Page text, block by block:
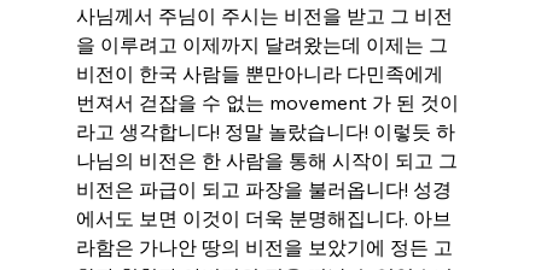
사님께서 주님이 주시는 비전을 받고 그 비전
을 이루려고 이제까지 달려왔는데 이제는 그
비전이 한국 사람들 뿐만아니라 다민족에게
번져서 걷잡을 수 없는 movement 가 된 것이
라고 생각합니다! 정말 놀랐습니다! 이렇듯 하
나님의 비전은 한 사람을 통해 시작이 되고 그
비전은 파급이 되고 파장을 불러옵니다! 성경
에서도 보면 이것이 더욱 분명해집니다. 아브
라함은 가나안 땅의 비전을 보았기에 정든 고